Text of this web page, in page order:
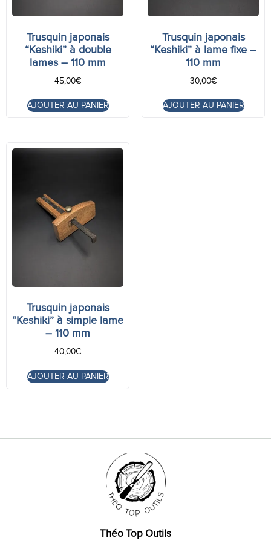
Trusquin japonais
“Keshiki” à double
lames – 110 mm
45,00€
AJOUTER AU PANIER
Trusquin japonais
“Keshiki” à lame fixe –
110 mm
30,00€
AJOUTER AU PANIER
Trusquin japonais
“Keshiki” à simple lame
– 110 mm
40,00€
AJOUTER AU PANIER
Théo Top Outils